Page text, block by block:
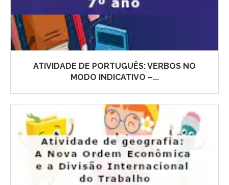
ATIVIDADE DE PORTUGUÊS: VERBOS NO
MODO INDICATIVO –...